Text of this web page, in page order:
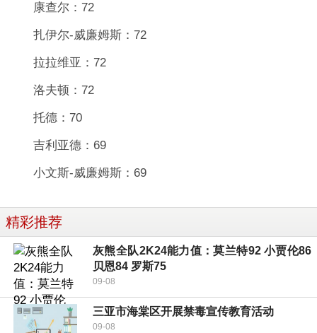
康查尔：72
扎伊尔-威廉姆斯：72
拉拉维亚：72
洛夫顿：72
托德：70
吉利亚德：69
小文斯-威廉姆斯：69
精彩推荐
灰熊全队2K24能力值：莫兰特92 小贾伦86
贝恩84 罗斯75
09-08
三亚市海棠区开展禁毒宣传教育活动
09-08